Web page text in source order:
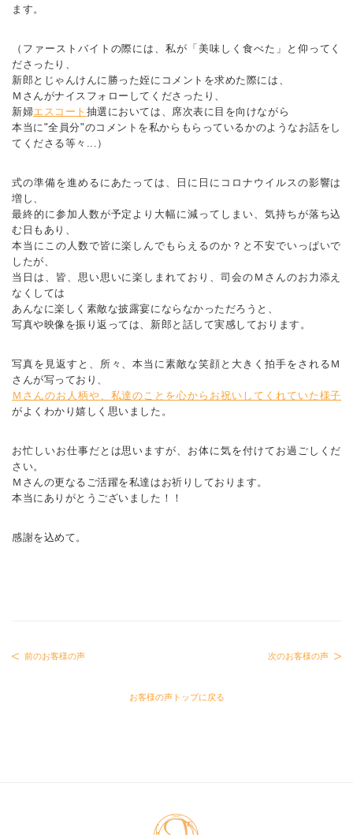
ます。
（ファーストバイトの際には、私が「美味しく食べた」と仰ってく
ださったり、
新郎とじゃんけんに勝った姪にコメントを求めた際には、
Ｍさんがナイスフォローしてくださったり、
新婦エスコート 抽選においては、席次表に目を向けながら
本当に"全員分"のコメントを私からもらっているかのようなお話をし
てくださる等々...）
式の準備を進めるにあたっては、日に日にコロナウイルスの影響は
増し、
最終的に参加人数が予定より大幅に減ってしまい、気持ちが落ち込
む日もあり、
本当にこの人数で皆に楽しんでもらえるのか？と不安でいっぱいで
したが、
当日は、皆、思い思いに楽しまれており、司会のＭさんのお力添え
なくしては
あんなに楽しく素敵な披露宴にならなかっただろうと、
写真や映像を振り返っては、新郎と話して実感しております。
写真を見返すと、所々、本当に素敵な笑顔と大きく拍手をされるＭ
さんが写っており、
Ｍさんのお人柄や、私達のことを心からお祝いしてくれていた様子
がよくわかり嬉しく思いました。
お忙しいお仕事だとは思いますが、お体に気を付けてお過ごしくだ
さい。
Ｍさんの更なるご活躍を私達はお祈りしております。
本当にありがとうございました！！
感謝を込めて。
前のお客様の声
お客様の声トップに戻る
次のお客様の声